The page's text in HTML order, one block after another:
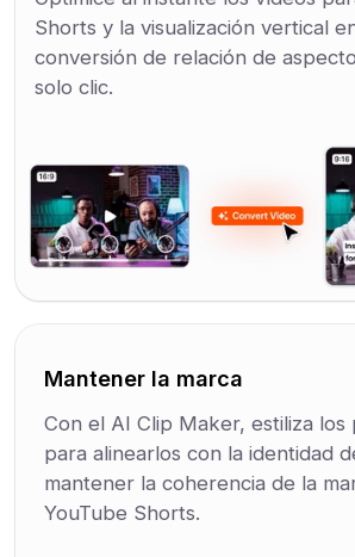
Shorts y la visualización vertical
conversión de relación de
solo clic.
Mantener la marca
Con el AI Clip Maker, estiliza los
para alinearlos con la identidad
mantener la coherencia de la
YouTube Shorts.